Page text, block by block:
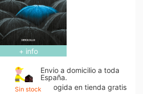
+ info
Envio a domicilio a toda
España.
Recogida en tienda gratis
Sin stock